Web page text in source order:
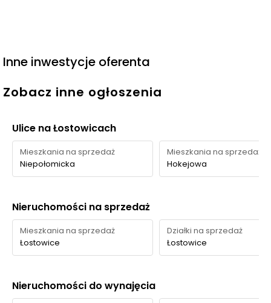
Inne inwestycje oferenta
Zobacz inne ogłoszenia
Ulice na Łostowicach
Mieszkania na sprzedaż
Niepołomicka
Mieszkania na sprzedaż
Hokejowa
Nieruchomości na sprzedaż
Mieszkania na sprzedaż
Łostowice
Działki na sprzedaż
Łostowice
Nieruchomości do wynajęcia